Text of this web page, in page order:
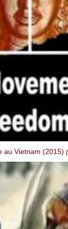
: Mainmise de